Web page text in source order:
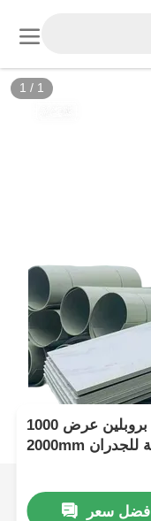
1 / 1
ورق الحائط البولي بروبلين عرض 1000mm إلى
2000mm لوحة بلاستيكية قوية ودائمة مصممة للجدران
افضل سعر